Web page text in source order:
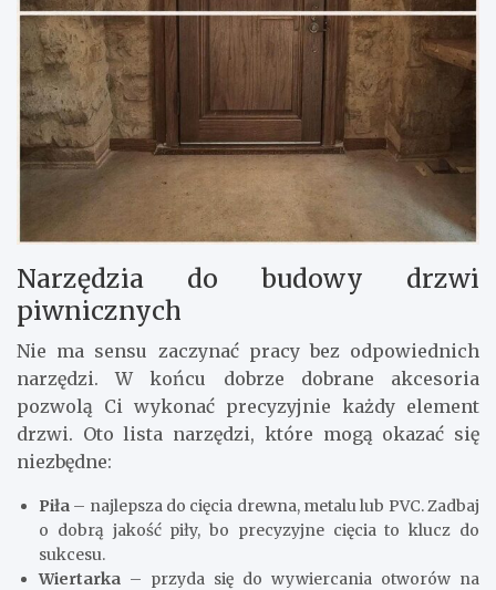
Narzędzia do budowy drzwi
piwnicznych
Nie ma sensu zaczynać pracy bez odpowiednich
narzędzi. W końcu dobrze dobrane akcesoria
pozwolą Ci wykonać precyzyjnie każdy element
drzwi. Oto lista narzędzi, które mogą okazać się
niezbędne:
Piła – najlepsza do cięcia drewna, metalu lub PVC. Zadbaj
o dobrą jakość piły, bo precyzyjne cięcia to klucz do
sukcesu.
Wiertarka – przyda się do wywiercania otworów na